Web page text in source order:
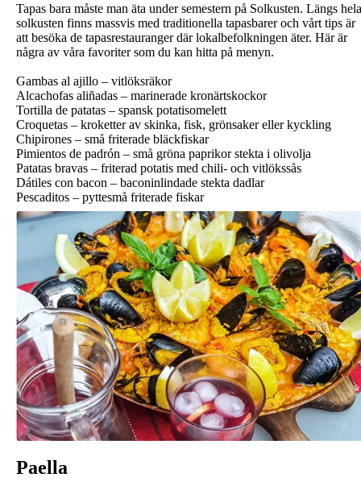
Tapas bara måste man äta under semestern på Solkusten. Längs hela
solkusten finns massvis med traditionella tapasbarer och vårt tips är
att besöka de tapasrestauranger där lokalbefolkningen äter. Här är
några av våra favoriter som du kan hitta på menyn.
Gambas al ajillo – vitlöksräkor
Alcachofas aliñadas – marinerade kronärtskockor
Tortilla de patatas – spansk potatisomelett
Croquetas – kroketter av skinka, fisk, grönsaker eller kyckling
Chipirones – små friterade bläckfiskar
Pimientos de padrón – små gröna paprikor stekta i olivolja
Patatas bravas – friterad potatis med chili- och vitlökssås
Dátiles con bacon – baconinlindade stekta dadlar
Pescaditos – pyttesmå friterade fiskar
Paella